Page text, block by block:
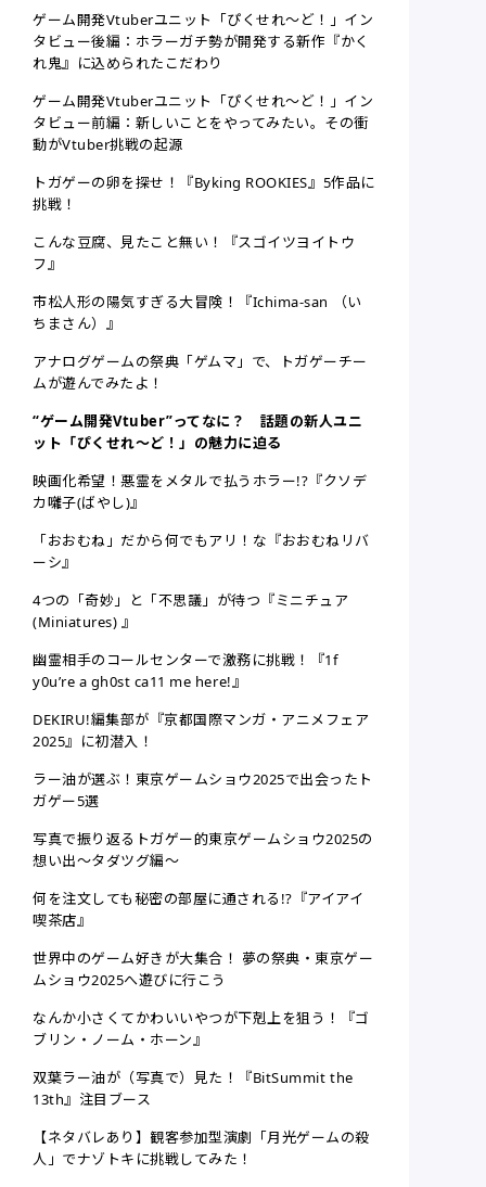
ゲーム開発Vtuberユニット「ぴくせれ～ど！」イン
タビュー後編：ホラーガチ勢が開発する新作『かく
れ鬼』に込められたこだわり
ゲーム開発Vtuberユニット「ぴくせれ～ど！」イン
タビュー前編：新しいことをやってみたい。その衝
動がVtuber挑戦の起源
トガゲーの卵を探せ！『Byking ROOKIES』5作品に
挑戦！
こんな豆腐、見たこと無い！『スゴイツヨイトウ
フ』
市松人形の陽気すぎる大冒険！『Ichima-san （い
ちまさん）』
アナログゲームの祭典「ゲムマ」で、トガゲーチー
ムが遊んでみたよ！
“ゲーム開発Vtuber”ってなに？ 話題の新人ユニ
ット「ぴくせれ～ど！」の魅力に迫る
映画化希望！悪霊をメタルで払うホラー!?『クソデ
カ囃子(ばやし)』
「おおむね」だから何でもアリ！な『おおむねリバ
ーシ』
4つの「奇妙」と「不思議」が待つ『ミニチュア
(Miniatures) 』
幽霊相手のコールセンターで激務に挑戦！『1f
y0u’re a gh0st ca11 me here!』
DEKIRU!編集部が『京都国際マンガ・アニメフェア
2025』に初潜入！
ラー油が選ぶ！東京ゲームショウ2025で出会ったト
ガゲー5選
写真で振り返るトガゲー的東京ゲームショウ2025の
想い出〜タダツグ編〜
何を注文しても秘密の部屋に通される!?『アイアイ
喫茶店』
世界中のゲーム好きが大集合！ 夢の祭典・東京ゲー
ムショウ2025へ遊びに行こう
なんか小さくてかわいいやつが下剋上を狙う！『ゴ
ブリン・ノーム・ホーン』
双葉ラー油が（写真で）見た！『BitSummit the
13th』注目ブース
【ネタバレあり】観客参加型演劇「月光ゲームの殺
人」でナゾトキに挑戦してみた！